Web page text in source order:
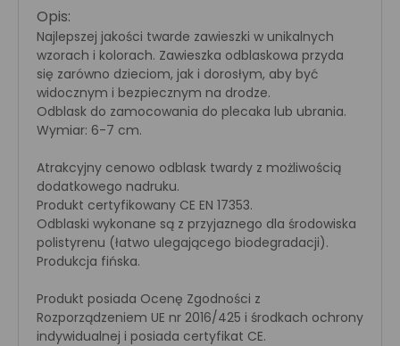
Opis:
Najlepszej jakości twarde zawieszki w unikalnych
wzorach i kolorach. Zawieszka odblaskowa przyda
się zarówno dzieciom, jak i dorosłym, aby być
widocznym i bezpiecznym na drodze.
Odblask do zamocowania do plecaka lub ubrania.
Wymiar: 6-7 cm.
Atrakcyjny cenowo odblask twardy z możliwością
dodatkowego nadruku.
Produkt certyfikowany CE EN 17353.
Odblaski wykonane są z przyjaznego dla środowiska
polistyrenu (łatwo ulegającego biodegradacji).
Produkcja fińska.
Produkt posiada Ocenę Zgodności z
Rozporządzeniem UE nr 2016/425 i środkach ochrony
indywidualnej i posiada certyfikat CE.